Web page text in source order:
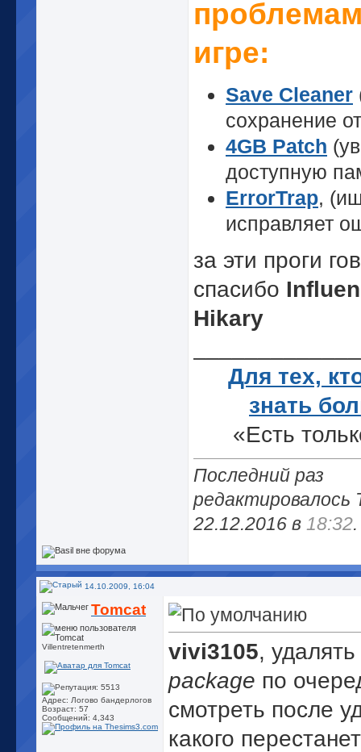
игре:
Save Cleaner
сохранение
4GB Patch
доступную
ErrorTrap,
исправляет
за эти проги
спасибо
Hikary
Для тех,
знать
«Есть
истина –
бесконечна»
Последний раз
редактировалось
22.12.2016 в 18:32.
14.10.2009, 16:04
Tomcat
Villentretenmerth
Адрес: Логово бандерлогов
Возраст: 57
Сообщений: 4,343
vivi3105,
package по
смотреть после
какого перестанет